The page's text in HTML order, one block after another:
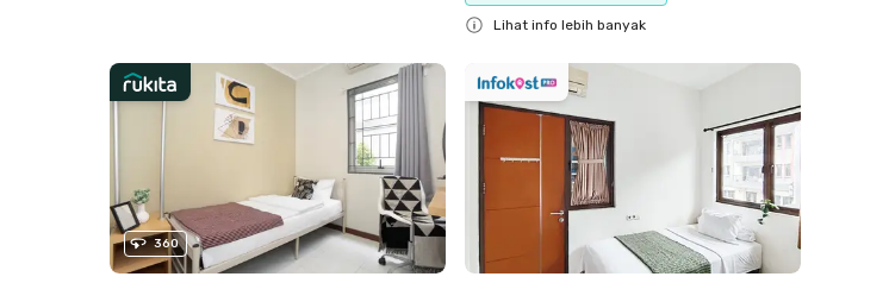
Lihat info lebih banyak
360